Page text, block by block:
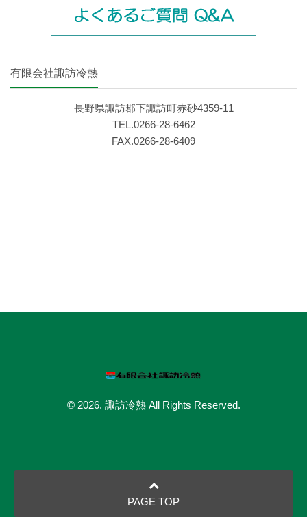
有限会社諏訪冷熱
長野県諏訪郡下諏訪町赤砂4359‐11
TEL.0266‐28‐6462
FAX.0266‐28‐6409
© 2026. 諏訪冷熱 All Rights Reserved.
PAGE TOP